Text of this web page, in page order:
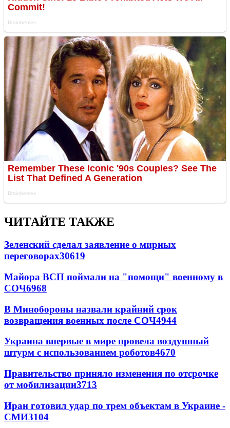
ЧИТАЙТЕ ТАКЖЕ
Зеленский сделал заявление о мирных
переговорах30619
Майора ВСП поймали на "помощи" военному в
СОЧ6968
В Минобороны назвали крайний срок
возвращения военных после СОЧ4944
Украина впервые в мире провела воздушный
штурм с использованием роботов4670
Правительство приняло изменения по отсрочке
от мобилизации3713
Иран готовил удар по трем объектам в Украине -
СМИ3104